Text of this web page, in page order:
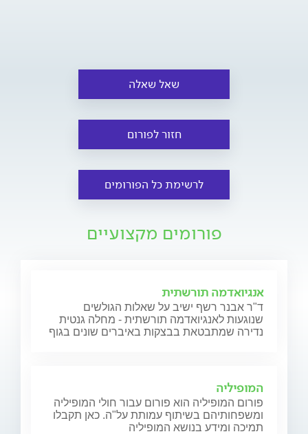
שאל שאלה
חזור לפורום
לרשימת כל הפורומים
פורומים מקצועיים
אנגיואדמה תורשתית
ד"ר אבנר רשף ישיב על שאלות הגולשים
שנוגעות לאנגיואדמה תורשתית - מחלה גנטית
נדירה שמתבטאת בבצקות באיברים שונים בגוף
המופיליה
פורום המופיליה הוא פורום עבור חולי המופיליה
ומשפחותיהם בשיתוף עמותת על"ה. כאן תקבלו
תמיכה ומידע בנושא המופיליה